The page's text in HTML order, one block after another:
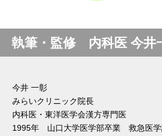
執筆・監修 内科医 今井
今井 一彰
みらいクリニック院長
内科医・東洋医学会漢方専門医
1995年 山口大学医学部卒業 救急医学